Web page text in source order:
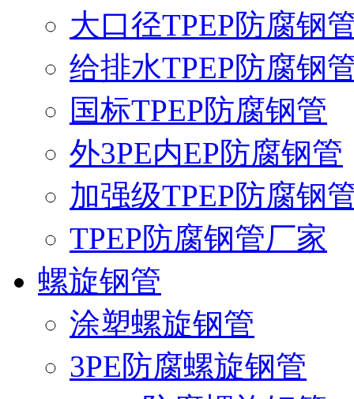
大口径TPEP防腐钢
给排水TPEP防腐钢
国标TPEP防腐钢管
外3PE内EP防腐钢管
加强级TPEP防腐钢
TPEP防腐钢管厂家
螺旋钢管
涂塑螺旋钢管
3PE防腐螺旋钢管